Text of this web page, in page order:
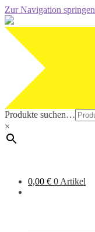
Zur Navigation springen
Produkte suchen…
×
0,00 € 0 Artikel